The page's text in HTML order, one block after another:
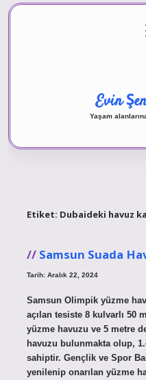
Gizlilik
Evin
Yaşam
Etiket: Dubaideki havuz
Samsun Suada
Tarih: Aralık 22, 2024
Samsun Olimpik yüzme
açılan tesiste 8 kulvarlı 50
yüzme havuzu ve 5 metre
havuzu bulunmakta olup,
sahiptir. Gençlik ve Spor
yenilenip onarılan yüzme